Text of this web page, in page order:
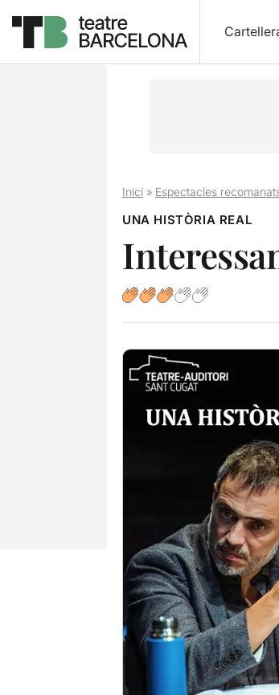
Inici» Espectacles
UNA HISTÒRIA REAL